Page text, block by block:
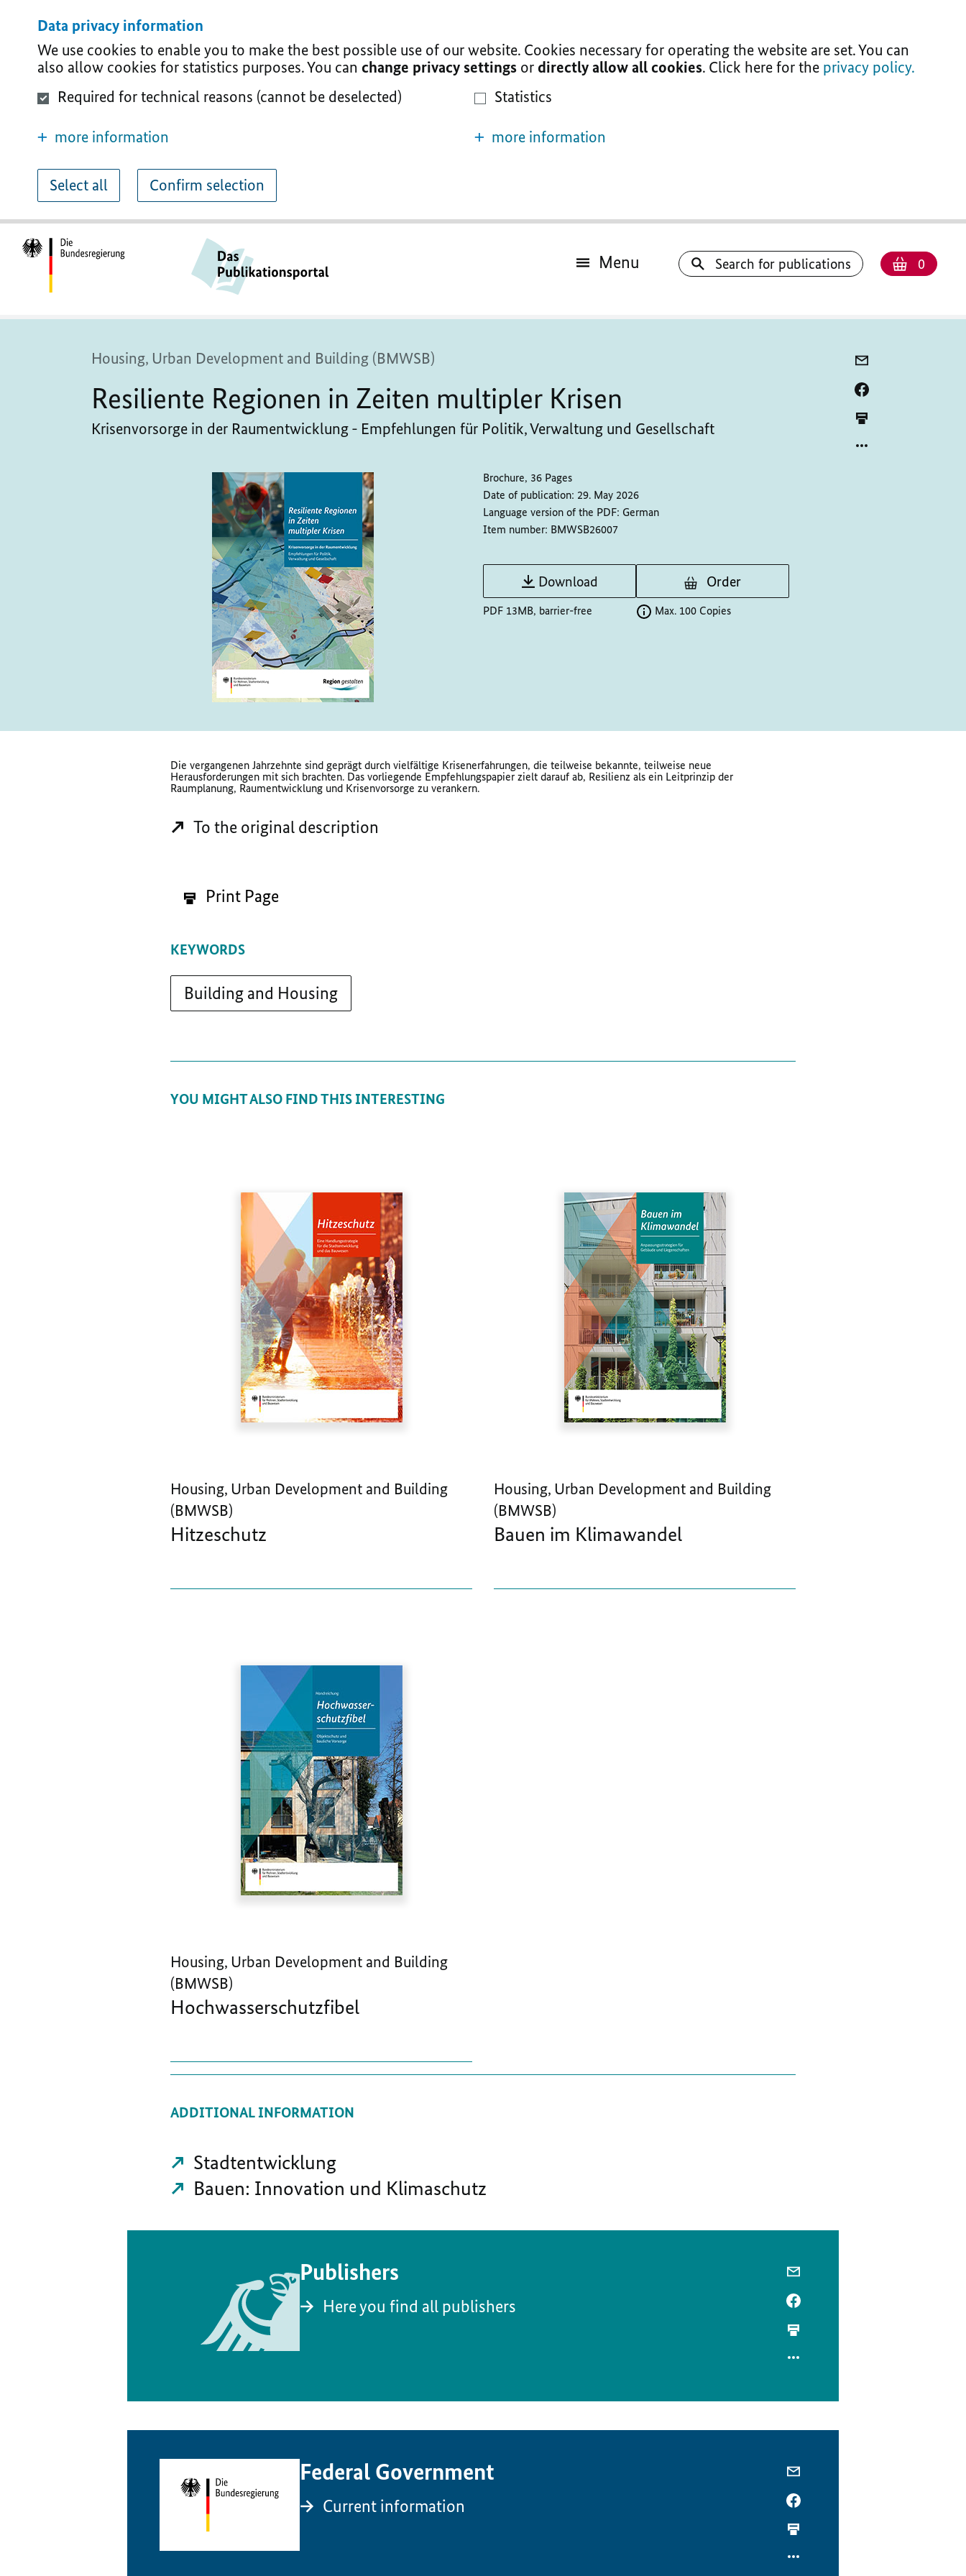
Data privacy information
We use cookies to enable you to make the best possible use of our website. Cookies necessary for operating the website are set. You can
also allow cookies for statistics purposes. You can change privacy settingsor directly allow all cookies. Click here for the privacy policy.
Required for technical reasons (cannot be deselected)
more information
Statistics
more information
Select all Confirm selection
Menu Search for publications
basket
Number
0
Housing, Urban Development and Building (BMWSB)
Resiliente Regionen in Zeiten multipler Krisen
Krisenvorsorge in der Raumentwicklung - Empfehlungen für Politik, Verwaltung und Gesellschaft
Brochure, 36 Pages
Date of publication: 29. May 2026
Language version of the PDF: German
Item number: BMWSB26007
Download
PDF 13MB, barrier-free
Order
Max. 100 Copies
Die vergangenen Jahrzehnte sind geprägt durch vielfältige Krisenerfahrungen, die teilweise bekannte, teilweise neue
Herausforderungen mit sich brachten. Das vorliegende Empfehlungspapier zielt darauf ab, Resilienz als ein Leitprinzip der
Raumplanung, Raumentwicklung und Krisenvorsorge zu verankern.
To the original description
Print Page
KEYWORDS
Building and Housing
YOU MIGHT ALSO FIND THIS INTERESTING
Housing, Urban Development and Building
(BMWSB)
Hitzeschutz
Housing, Urban Development and Building
(BMWSB)
Bauen im Klimawandel
Housing, Urban Development and Building
(BMWSB)
Hochwasserschutzfibel
ADDITIONAL INFORMATION
Stadtentwicklung
Bauen: Innovation und Klimaschutz
Publishers
Here you find all publishers
Federal Government
Current information